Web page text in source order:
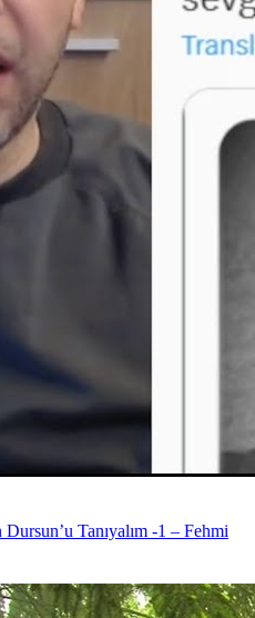
Tanıyalım -1 – Fehmi